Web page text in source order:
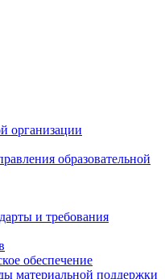
организации
образовательной
и требования
обеспечение
материальной поддержки